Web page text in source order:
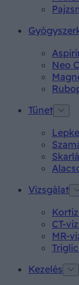
Neo
Tünet
Vizsgálat
CT-
MR-
Kezelés